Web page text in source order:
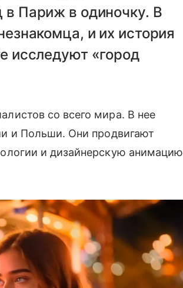
в Париж в одиночку. В
и их история
исследуют «город
со всего мира. В нее
и Польши. Они продвигают
и дизайнерскую анимацию